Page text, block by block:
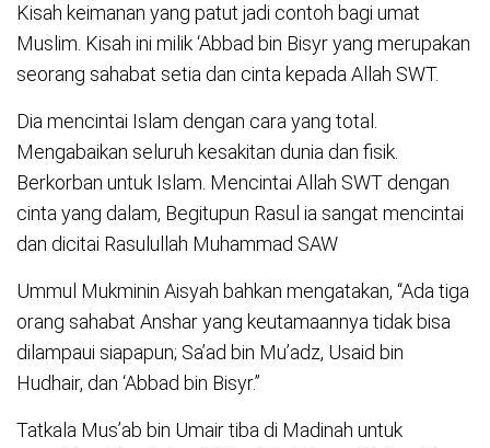
Kisah keimanan yang patut jadi contoh bagi umat
Muslim. Kisah ini milik ‘Abbad bin Bisyr yang merupakan
seorang sahabat setia dan cinta kepada Allah SWT.
Dia mencintai Islam dengan cara yang total.
Mengabaikan seluruh kesakitan dunia dan fisik.
Berkorban untuk Islam. Mencintai Allah SWT dengan
cinta yang dalam, Begitupun Rasul ia sangat mencintai
dan dicitai Rasulullah Muhammad SAW
Ummul Mukminin Aisyah bahkan mengatakan, “Ada tiga
orang sahabat Anshar yang keutamaannya tidak bisa
dilampaui siapapun; Sa’ad bin Mu’adz, Usaid bin
Hudhair, dan ‘Abbad bin Bisyr.”
Tatkala Mus’ab bin Umair tiba di Madinah untuk